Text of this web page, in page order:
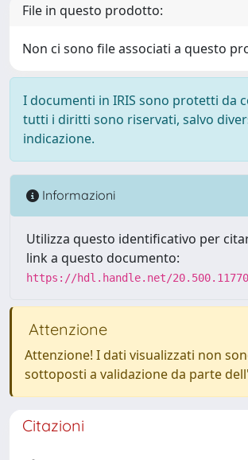
File in questo prodotto:
Non ci sono file associati a questo
I documenti in IRIS sono protetti da
tutti i diritti sono riservati, salvo
indicazione.
Informazioni
Utilizza questo identificativo per
link a questo documento:
https://hdl.handle.net/
Attenzione
Attenzione! I dati visualizzati non
sottoposti a validazione da parte
Citazioni